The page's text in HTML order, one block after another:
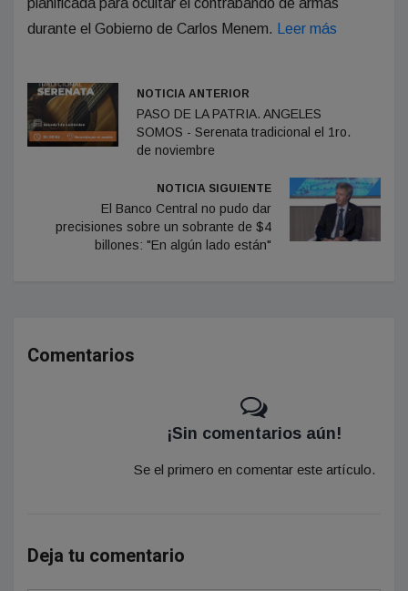
planificada para ocultar el contrabando de armas
durante el Gobierno de Carlos Menem.
Leer más
NOTICIA ANTERIOR
PASO DE LA PATRIA. ANGELES
SOMOS - Serenata tradicional el 1ro.
de noviembre
NOTICIA SIGUIENTE
El Banco Central no pudo dar
precisiones sobre un sobrante de $4
billones: "En algún lado están"
Comentarios
¡Sin comentarios aún!
Se el primero en comentar este artículo.
Deja tu comentario